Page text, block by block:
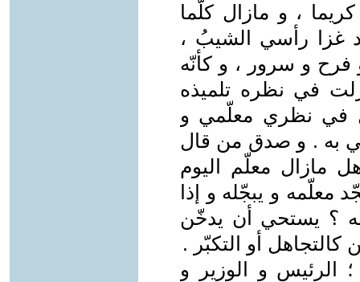
، و مازال كلّما
غزا رأسي الشيبُ ،
و سرور ، و كأنّه
في نظره تلميذه
في نظري معلّمي و
به . و صدق من قال
معلّم اليوم
معلّمه و يبجّله و إذا
؟ يستحي أن يدخّن
أو التكبّر .
الرئيس و الوزير و